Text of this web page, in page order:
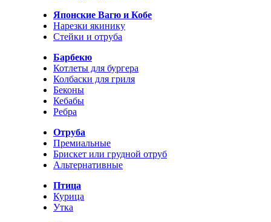
Японские Вагю и Кобе
Нарезки якинику
Стейки и отруба
Барбекю
Котлеты для бургера
Колбаски для гриля
Беконы
Кебабы
Ребра
Отруба
Премиальные
Брискет или грудной отруб
Альтернативные
Птица
Курица
Утка